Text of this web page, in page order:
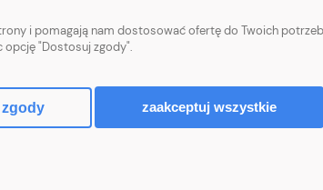
Czas i koszty dostawy
i pomagają nam dostosować ofertę do Twoich
"Dostosuj zgody".
zaakceptuj wszystkie